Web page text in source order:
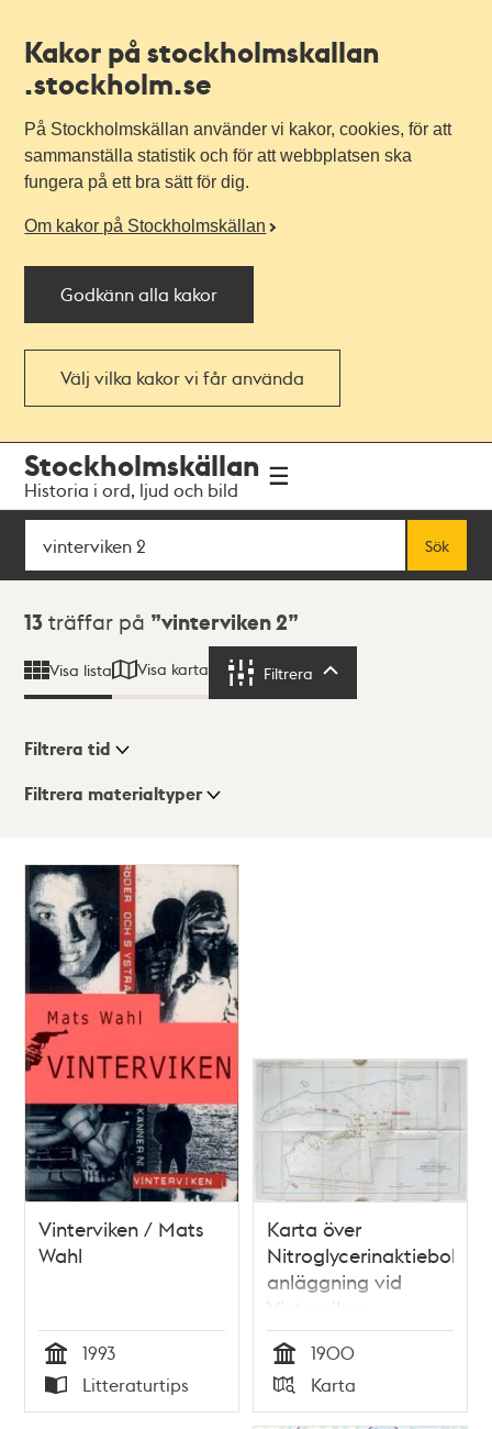
Kakor på stockholmskallan
.stockholm.se
På Stockholmskällan använder vi kakor, cookies, för att
sammanställa statistik och för att webbplatsen ska
fungera på ett bra sätt för dig.
Om kakor på Stockholmskällan
Godkänn alla kakor
Välj vilka kakor vi får använda
navigationen
huvudinnehållet
Stockholmskällan
Historia i ord, ljud och bild
Sök
Sök
Sökresultat
13 träffar på vinterviken 2
Visa lista Visa karta Filtrera
Visningsläge
ListaKarta
Filtrera tid
Filtrera materialtyper
träffar
Vinterviken / Mats
Wahl
Tid
1993
Typ
Litteraturtips
Karta över
anläggning vid
Vinterviken
Tid
1900
Typ
Karta